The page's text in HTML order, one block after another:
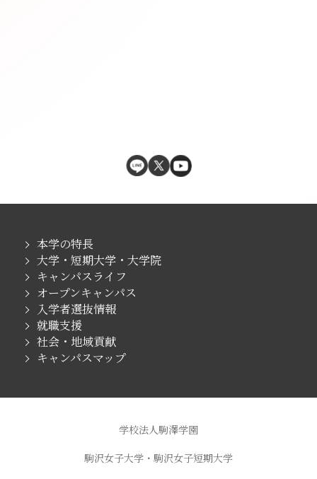
本学の特長
大学・短期大学・大学院
キャンパスライフ
オープンキャンパス
入学者選抜情報
就職支援
社会・地域貢献
キャンパスマップ
学校法人駒澤学園
駒沢女子大学・駒沢女子短期大学